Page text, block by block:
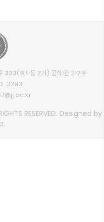
303(효자동 2가) 공학1관 212호
3293
RESERVED. Designed by